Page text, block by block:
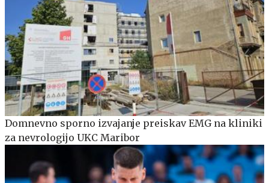
Domnevno sporno izvajanje preiskav EMG na kliniki
za nevrologijo UKC Maribor